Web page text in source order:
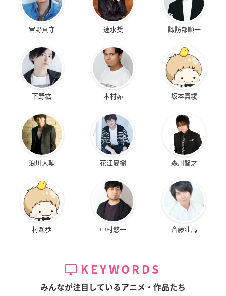
宮野真守 速水奨 諏訪部順一
下野紘 木村昴 坂本真綾
浪川大輔 花江夏樹 森川智之
村瀬歩 中村悠一 斉藤壮馬
KEYWORDS
みんなが注目しているアニメ・作品たち